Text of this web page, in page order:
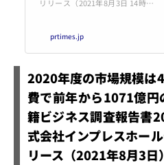
リリース（2021年8月3日 14時00
ジャーナリスト向けの「調査報道
スキル講座」を無料開講
prtimes.jp
2020年度の市場規模は
費で前年から1071億
籍ビジネス調査報告書
式会社インプレスホー
リース（2021年8月3日